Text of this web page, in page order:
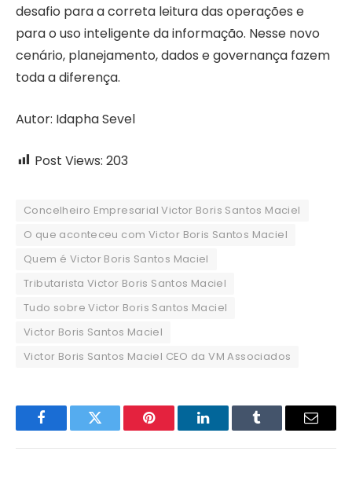
desafio para a correta leitura das operações e
para o uso inteligente da informação. Nesse novo
cenário, planejamento, dados e governança fazem
toda a diferença.
Autor: Idapha Sevel
Post Views: 203
Concelheiro Empresarial Victor Boris Santos Maciel
O que aconteceu com Victor Boris Santos Maciel
Quem é Victor Boris Santos Maciel
Tributarista Victor Boris Santos Maciel
Tudo sobre Victor Boris Santos Maciel
Victor Boris Santos Maciel
Victor Boris Santos Maciel CEO da VM Associados
FacebookTwitter Pinterest LinkedInTumblr Email